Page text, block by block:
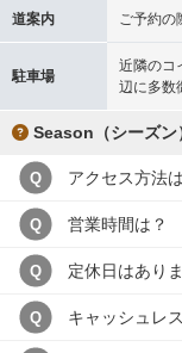
道案内 ご予約の
駐車場
近隣のコ
辺に多数
Season（シーズン
Q アクセス方法
Q 営業時間は？
Q 定休日はあり
Q キャッシュレ